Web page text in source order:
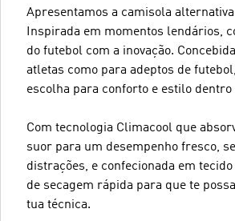
Apresentamos a camisola
Inspirada em momentos lendários,
do futebol com a inovação.
atletas como para adeptos de
escolha para conforto e estilo dentro
Com tecnologia Climacool que
suor para um desempenho fresco,
distrações, e confecionada em
de secagem rápida para que te
tua técnica.